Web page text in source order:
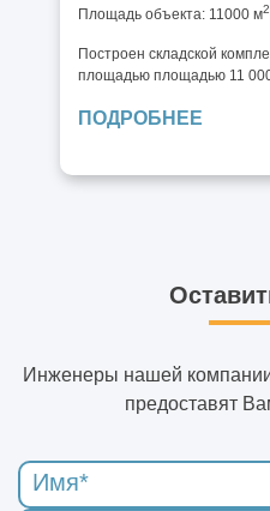
Площадь объекта: 11000 м2
Построен складской
площадью площадью 11
ПОДРОБНЕЕ
Инженеры нашей
предоставят